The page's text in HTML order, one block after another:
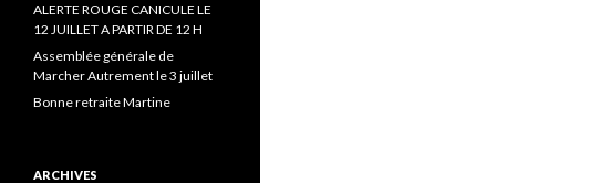
ALERTE ROUGE CANICULE LE
12 JUILLET A PARTIR DE 12 H
Assemblée générale de
Marcher Autrement le 3 juillet
Bonne retraite Martine
ARCHIVES